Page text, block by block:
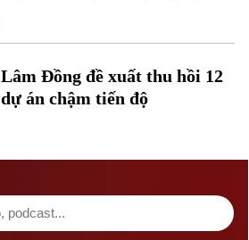
0865.116.699
Lâm Đồng đề xuất thu hồi 12
dự án chậm tiến độ